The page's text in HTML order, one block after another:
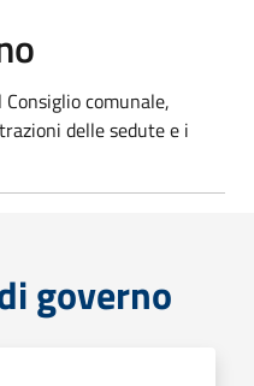
comunale,
delle sedute e i
governo